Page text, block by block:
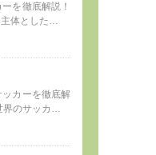
を徹底解説！
主体とした…
カーを徹底解
界のサッカ…